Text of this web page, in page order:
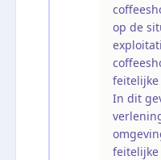
op de
feitelijke
In dit
feitelijke